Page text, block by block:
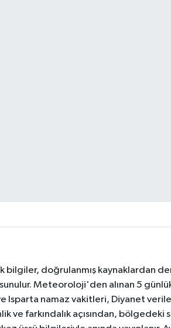
bilgiler, doğrulanmış kaynaklardan
Meteoroloji'den alınan 5
Isparta namaz vakitleri, Diyanet
ve farkındalık açısından, bölgedeki